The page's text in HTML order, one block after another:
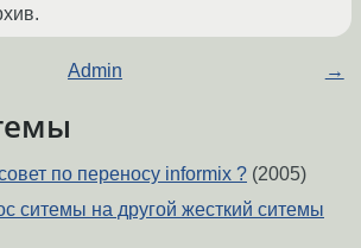
Admin →
по переносу informix ? (2005)
ситемы на другой жесткий ситемы